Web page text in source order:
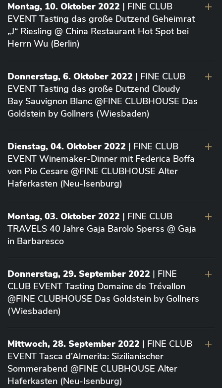
Montag, 10. Oktober 2022 | FINE CLUB
EVENT Tasting das große Dutzend Geheimrat
„J“ Riesling @ China Restaurant Hot Spot bei
Herrn Wu (Berlin)
Donnerstag, 6. Oktober 2022 | FINE CLUB
EVENT Tasting das große Dutzend Cloudy
Bay Sauvignon Blanc @FINE CLUBHOUSE Das
Goldstein by Gollners (Wiesbaden)
Dienstag, 04. Oktober 2022 | FINE CLUB
EVENT Winemaker-Dinner mit Federica Boffa
von Pio Cesare @FINE CLUBHOUSE Alter
Haferkasten (Neu-Isenburg)
Montag, 03. Oktober 2022 | FINE CLUB
TRAVELS 40 Jahre Gaja Barolo Sperss @ Gaja
in Barbaresco
Donnerstag, 29. September 2022 | FINE
CLUB EVENT Tasting Domaine de Trévallon
@FINE CLUBHOUSE Das Goldstein by Gollners
(Wiesbaden)
Mittwoch, 28. September 2022 | FINE CLUB
EVENT Tasca d’Almerita: Sizilianischer
Sommerabend @FINE CLUBHOUSE Alter
Haferkasten (Neu-Isenburg)